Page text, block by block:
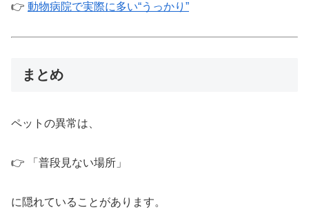
👉 動物病院で実際に多い“うっかり”
まとめ
ペットの異常は、
👉 「普段見ない場所」
に隠れていることがあります。